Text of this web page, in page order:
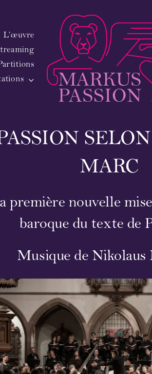
L’œuvre
MARC
première nouvelle
baroque du texte de
Musique de Nikolaus